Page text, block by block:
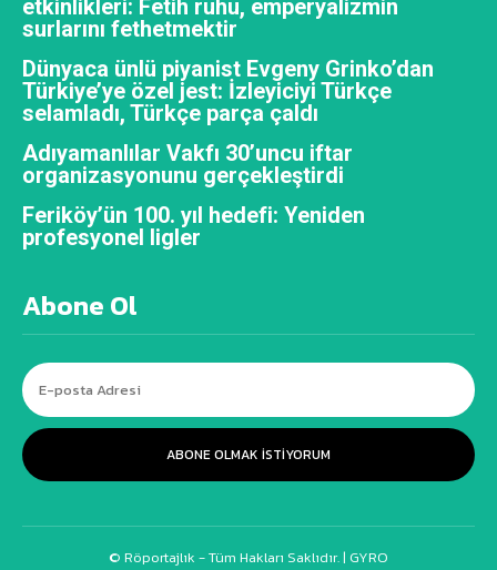
etkinlikleri: Fetih ruhu, emperyalizmin
surlarını fethetmektir
Dünyaca ünlü piyanist Evgeny Grinko’dan
Türkiye’ye özel jest: İzleyiciyi Türkçe
selamladı, Türkçe parça çaldı
Adıyamanlılar Vakfı 30’uncu iftar
organizasyonunu gerçekleştirdi
Feriköy’ün 100. yıl hedefi: Yeniden
profesyonel ligler
Abone Ol
ABONE OLMAK ISTIYORUM
© Röportajlık - Tüm Hakları Saklıdır. | GYRO